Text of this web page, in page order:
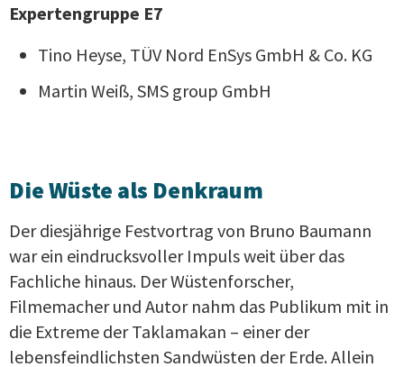
Expertengruppe E7
Tino Heyse, TÜV Nord EnSys GmbH & Co. KG
Martin Weiß, SMS group GmbH
Die Wüste als Denkraum
Der diesjährige Festvortrag von Bruno Baumann
war ein eindrucksvoller Impuls weit über das
Fachliche hinaus. Der Wüstenforscher,
Filmemacher und Autor nahm das Publikum mit in
die Extreme der Taklamakan – einer der
lebensfeindlichsten Sandwüsten der Erde. Allein